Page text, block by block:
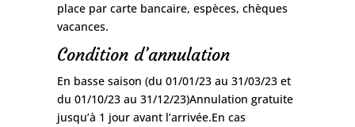
place par carte bancaire, espèces, chèques
vacances.
Condition d’annulation
En basse saison (du 01/01/23 au 31/03/23 et
du 01/10/23 au 31/12/23)Annulation gratuite
jusqu’à 1 jour avant l’arrivée.En cas